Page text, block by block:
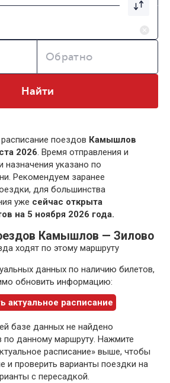
Обратно
Найти
поездов Камышлов
2026. Время отправления и
назначения указано по
Рекомендуем заранее
для большинства
уже сейчас открыта
на 5 ноября 2026 года.
Камышлов — Зилово
ходят по этому маршруту
данных по наличию билетов,
обновить информацию:
актуальное расписание
базе данных не найдено
по данному маршруту. Нажмите
расписание» выше, чтобы
и проверить варианты поездки на
с пересадкой.